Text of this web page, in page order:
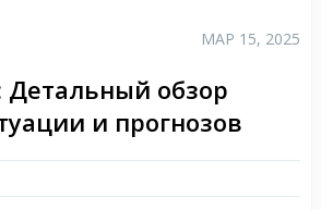
МАР 15, 2025
Детальный обзор
и прогнозов